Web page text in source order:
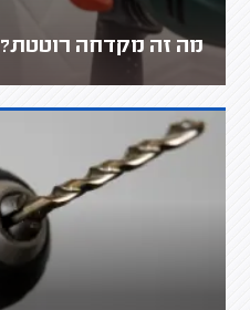
מה זה מקדחה רוטטת?